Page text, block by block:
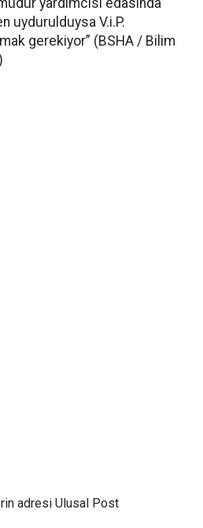
yardımcısı edasında
uydurulduysa V.i.P.
gerekiyor” (BSHA / Bilim
adresi Ulusal Post